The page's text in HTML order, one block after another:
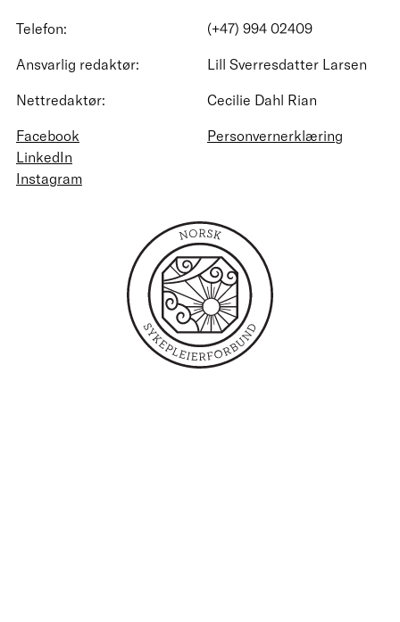
Telefon:
(+47) 994 02409
Ansvarlig redaktør:
Lill Sverresdatter Larsen
Nettredaktør:
Cecilie Dahl Rian
Facebook
LinkedIn
Instagram
Personvernerklæring